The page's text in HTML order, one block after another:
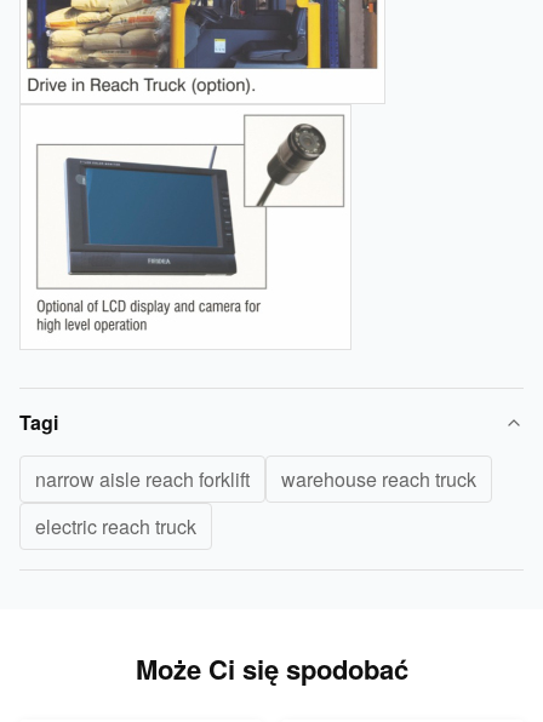
Tagi
narrow aisle reach forklift
warehouse reach truck
electric reach truck
Może Ci się spodobać